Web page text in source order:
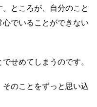
ところが、自分のこと
でいることができない
せめてしまうのです。
のことをずっと思い込